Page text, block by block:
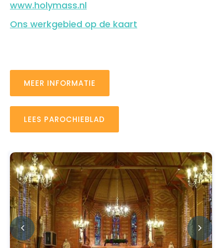
www.holymass.nl
Ons werkgebied op de kaart
MEER INFORMATIE
LEES PAROCHIEBLAD